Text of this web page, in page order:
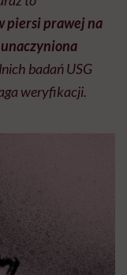
piersi prawej na
badań USG
weryfikacji.